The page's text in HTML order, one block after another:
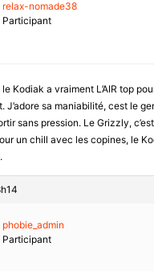
relax-nomade38
Participant
Kodiak a vraiment L’AIR top
J’adore sa maniabilité, cest le
sans pression. Le Grizzly,
un chill avec les copines, le
phobie_admin
Participant